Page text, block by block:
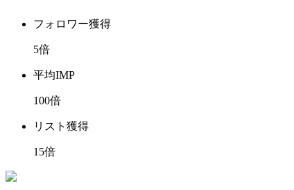
フォロワー獲得
5倍
平均IMP
100倍
リスト獲得
15倍